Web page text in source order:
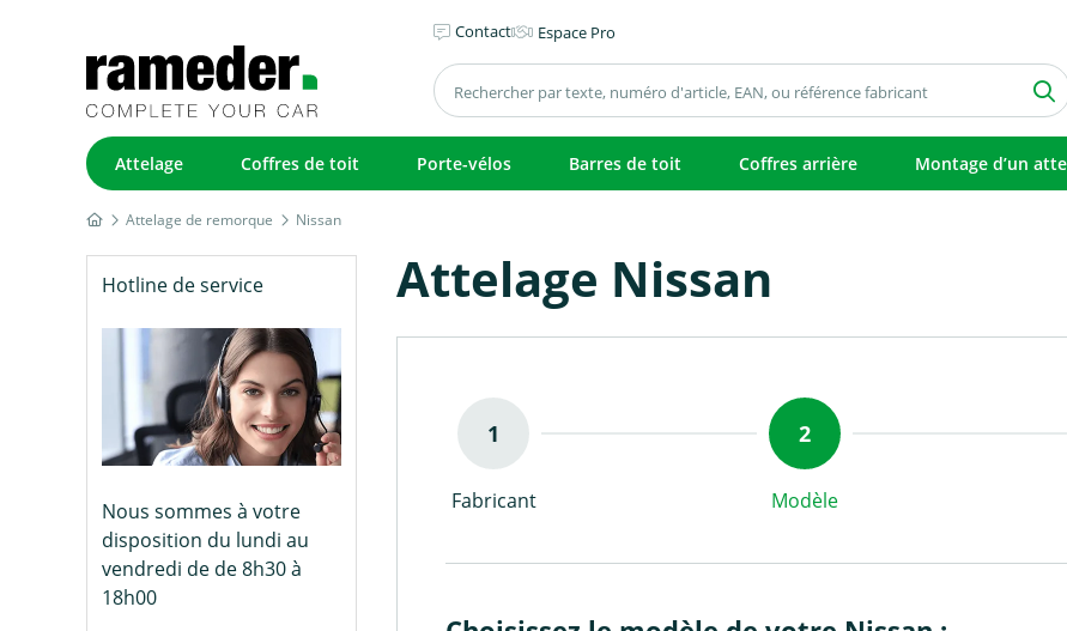
Contact Espace Pro
Attelage Coffres de toit Porte-vélos Barres de toit Coffres arrière Montage d’un
Attelage de remorque Nissan
Hotline de service
Nous sommes à votre
disposition du lundi au
vendredi de de 8h30 à
18h00
Attelage Nissan
Fabricant Modèle